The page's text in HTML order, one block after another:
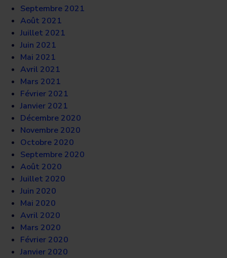
Septembre 2021
Août 2021
Juillet 2021
Juin 2021
Mai 2021
Avril 2021
Mars 2021
Février 2021
Janvier 2021
Décembre 2020
Novembre 2020
Octobre 2020
Septembre 2020
Août 2020
Juillet 2020
Juin 2020
Mai 2020
Avril 2020
Mars 2020
Février 2020
Janvier 2020